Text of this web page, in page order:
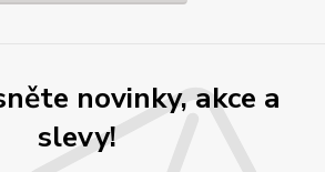
novinky, akce a
slevy!